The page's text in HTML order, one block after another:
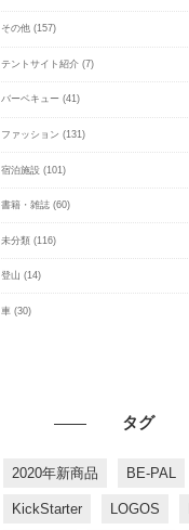
その他 (157)
テントサイト紹介 (7)
バーベキュー (41)
ファッション (131)
宿泊施設 (101)
書籍・雑誌 (60)
未分類 (116)
登山 (14)
車 (30)
タグ
2020年新商品 BE-PAL
KickStarter LOGOS